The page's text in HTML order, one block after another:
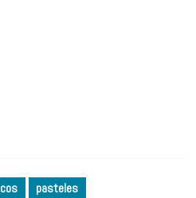
pasteles